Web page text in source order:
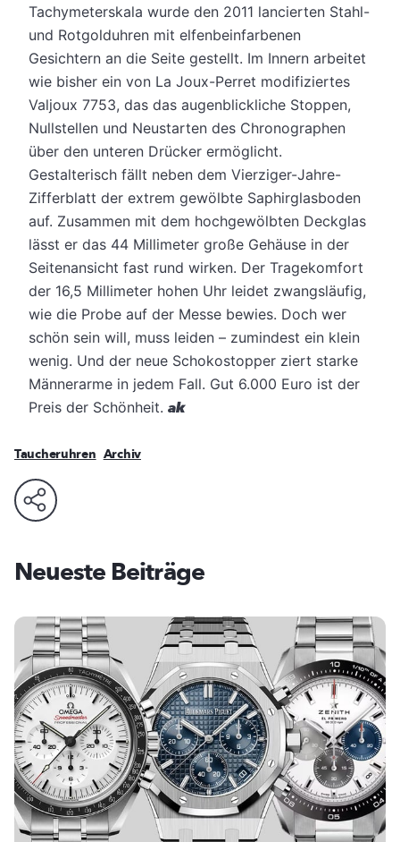
Tachymeterskala wurde den 2011 lancierten Stahl-
und Rotgolduhren mit elfenbeinfarbenen
Gesichtern an die Seite gestellt. Im Innern arbeitet
wie bisher ein von La Joux-Perret modifiziertes
Valjoux 7753, das das augenblickliche Stoppen,
Nullstellen und Neustarten des Chronographen
über den unteren Drücker ermöglicht.
Gestalterisch fällt neben dem Vierziger-Jahre-
Zifferblatt der extrem gewölbte Saphirglasboden
auf. Zusammen mit dem hochgewölbten Deckglas
lässt er das 44 Millimeter große Gehäuse in der
Seitenansicht fast rund wirken. Der Tragekomfort
der 16,5 Millimeter hohen Uhr leidet zwangsläufig,
wie die Probe auf der Messe bewies. Doch wer
schön sein will, muss leiden – zumindest ein klein
wenig. Und der neue Schokostopper ziert starke
Männerarme in jedem Fall. Gut 6.000 Euro ist der
Preis der Schönheit. ak
Taucheruhren Archiv
Neueste Beiträge